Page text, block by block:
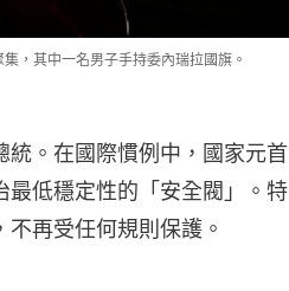
，其中一名男子手持委內瑞拉國旗。
。在國際慣例中，國家元首
最低穩定性的「安全閥」。特
再受任何規則保護。